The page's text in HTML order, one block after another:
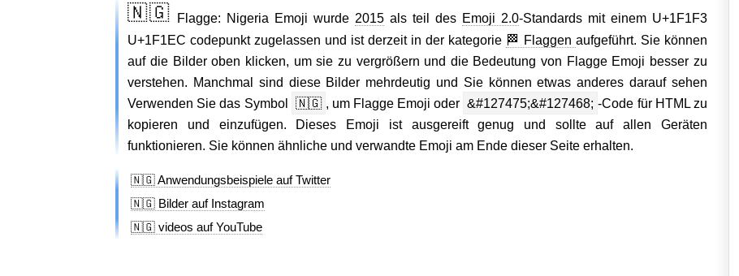
🇳🇬 Flagge: Nigeria Emoji wurde 2015 als teil des Emoji 2.0-Standards mit einem U+1F1F3
U+1F1EC codepunkt zugelassen und ist derzeit in der kategorie 🏁 Flaggen aufgeführt. Sie können
auf die Bilder oben klicken, um sie zu vergrößern und die Bedeutung von Flagge Emoji besser zu
verstehen. Manchmal sind diese Bilder mehrdeutig und Sie können etwas anderes darauf sehen
Verwenden Sie das Symbol 🇳🇬 , um Flagge Emoji oder &#127475;&#127468; -Code für HTML zu
kopieren und einzufügen. Dieses Emoji ist ausgereift genug und sollte auf allen Geräten
funktionieren. Sie können ähnliche und verwandte Emoji am Ende dieser Seite erhalten.
🇳🇬 Anwendungsbeispiele auf Twitter
🇳🇬 Bilder auf Instagram
🇳🇬 videos auf YouTube